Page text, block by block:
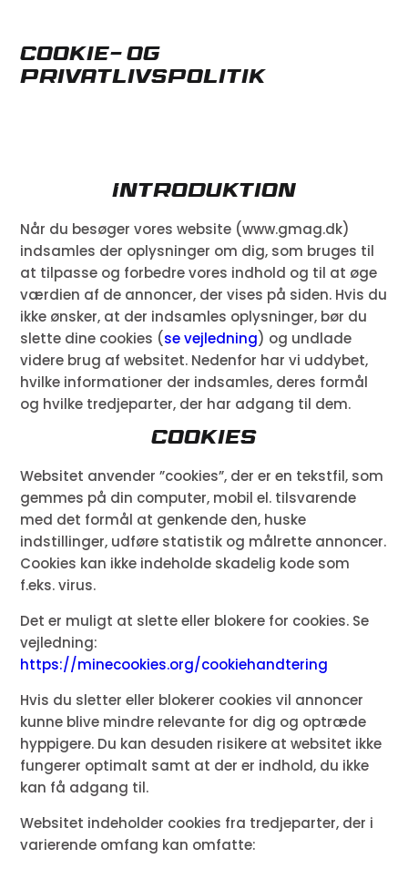
Cookie- og
privatlivspolitik
Introduktion
Når du besøger vores website (www.gmag.dk)
indsamles der oplysninger om dig, som bruges til
at tilpasse og forbedre vores indhold og til at øge
værdien af de annoncer, der vises på siden. Hvis du
ikke ønsker, at der indsamles oplysninger, bør du
slette dine cookies (se vejledning) og undlade
videre brug af websitet. Nedenfor har vi uddybet,
hvilke informationer der indsamles, deres formål
og hvilke tredjeparter, der har adgang til dem.
Cookies
Websitet anvender ”cookies”, der er en tekstfil, som
gemmes på din computer, mobil el. tilsvarende
med det formål at genkende den, huske
indstillinger, udføre statistik og målrette annoncer.
Cookies kan ikke indeholde skadelig kode som
f.eks. virus.
Det er muligt at slette eller blokere for cookies. Se
vejledning:
https://minecookies.org/cookiehandtering
Hvis du sletter eller blokerer cookies vil annoncer
kunne blive mindre relevante for dig og optræde
hyppigere. Du kan desuden risikere at websitet ikke
fungerer optimalt samt at der er indhold, du ikke
kan få adgang til.
Websitet indeholder cookies fra tredjeparter, der i
varierende omfang kan omfatte: